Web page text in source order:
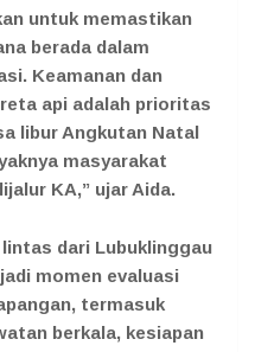
untuk memastikan
berada dalam
Keamanan dan
api adalah prioritas
libur Angkutan Natal
masyarakat
KA,” ujar Aida.
dari Lubuklinggau
momen evaluasi
termasuk
berkala, kesiapan